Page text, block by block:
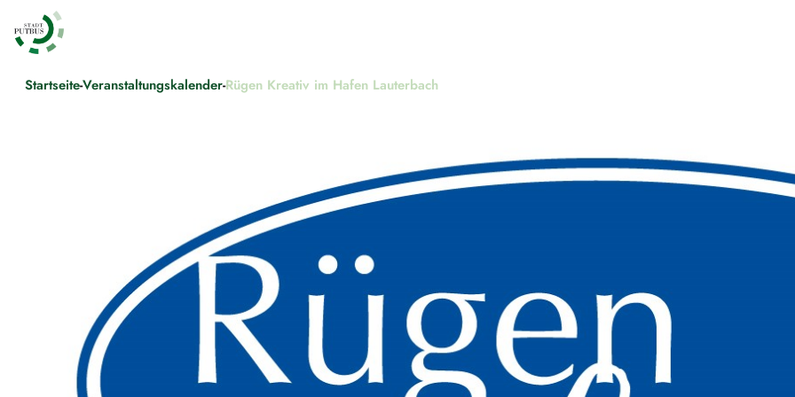
Startseite-Veranstaltungskalender-Rügen Kreativ im Hafen Lauterbach